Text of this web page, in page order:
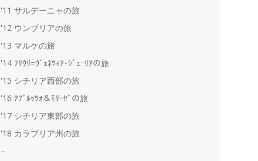
'11 サルデーニャの旅
'12 ウンブリアの旅
'13 マルケの旅
'14 ﾌﾘｳﾘ=ｳﾞｪﾈﾂｨｱ･ｼﾞｭｰﾘｱの旅
'15 シチリア西部の旅
'16 ｱﾌﾞﾙｯﾂｫ＆ﾓﾘｰｾﾞの旅
'17 シチリア東部の旅
'18 カラブリア州の旅
–